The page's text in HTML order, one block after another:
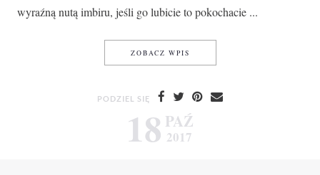
wyraźną nutą imbiru, jeśli go lubicie to pokochacie ...
18 PAŹ
2017
ZOBACZ WPIS
PODZIEL SIĘ